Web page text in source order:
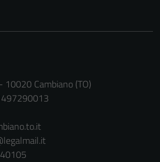
Cambiano (TO)